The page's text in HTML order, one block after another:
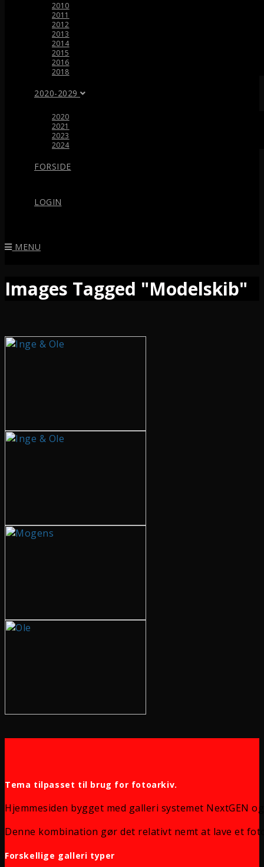
2010
2011
2012
2013
2014
2015
2016
2018
2020-2029
2020
2021
2023
2024
FORSIDE
LOGIN
MENU
Images Tagged "Modelskib"
Tema tilpasset til brug for fotoarkiv.
Hjemmesiden bygget med galleri systemet NextGEN
Denne kombination gør det relativt nemt at lave et
Forskellige galleri typer